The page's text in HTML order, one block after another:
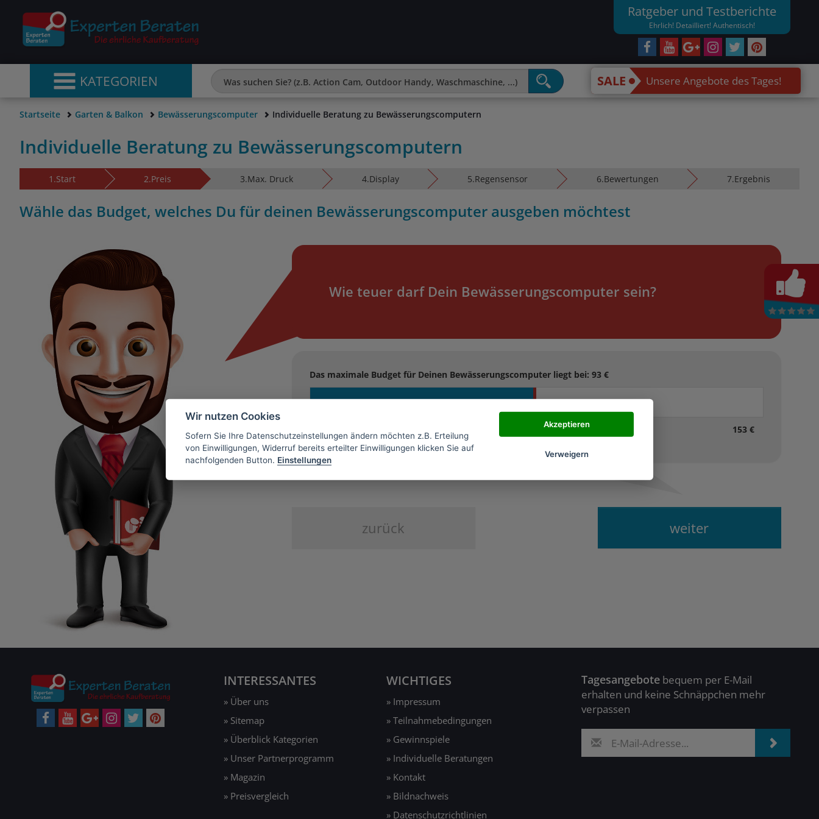
Ratgeber und Testberichte
Ehrlich! Detailliert! Authentisch!
KATEGORIEN SALE Unsere Angebote des Tages!
Startseite Garten & Balkon Bewässerungscomputer Individuelle Beratung zu Bewässerungscomputern
Individuelle Beratung zu Bewässerungscomputern
1.Start 2.Preis 3.Max. Druck 4.Display 5.Regensensor 6.Bewertungen 7.Ergebnis
Wähle das Budget, welches Du für deinen Bewässerungscomputer ausgeben möchtest
Wie teuer darf Dein Bewässerungscomputer sein?
Das maximale Budget für Deinen Bewässerungscomputer liegt bei: 93€
153 €
zurück weiter
INTERESSANTES
» Über uns
» Sitemap
» Überblick Kategorien
» Unser Partnerprogramm
» Magazin
» Preisvergleich
WICHTIGES
» Impressum
» Teilnahmebedingungen
» Gewinnspiele
» Individuelle Beratungen
» Kontakt
» Bildnachweis
» Datenschutzrichtlinien
Tagesangebotebequem per E-Mail
erhalten und keine Schnäppchen mehr
verpassen
Wir nutzen Cookies
Sofern Sie Ihre Datenschutzeinstellungen ändern möchten z.B. Erteilung
von Einwilligungen, Widerruf bereits erteilter Einwilligungen klicken Sie auf
nachfolgenden Button. Einstellungen
Akzeptieren
Verweigern